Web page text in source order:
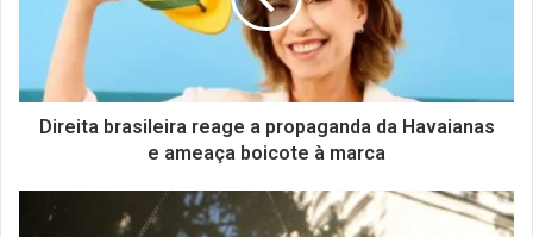
Direita brasileira reage a propaganda da Havaianas
e ameaça boicote à marca